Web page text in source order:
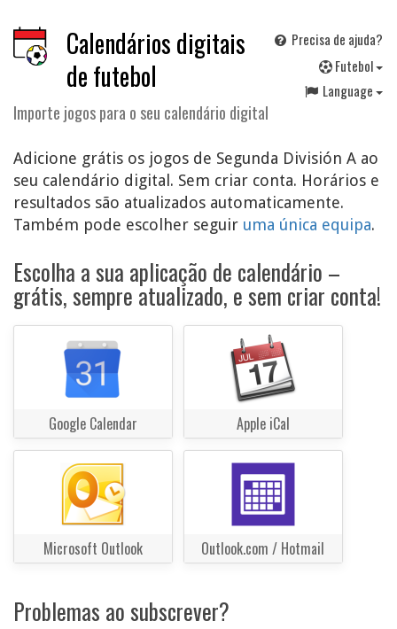
Calendários digitais
de futebol
Importe jogos para o seu calendário digital
Precisa de ajuda?
Futebol
Language
Adicione grátis os jogos de Segunda División A ao
seu calendário digital. Sem criar conta. Horários e
resultados são atualizados automaticamente.
Também pode escolher seguir uma única equipa.
Escolha a sua aplicação de calendário –
grátis, sempre atualizado, e sem criar conta!
Google Calendar Apple iCal
Microsoft Outlook Outlook.com / Hotmail
Problemas ao subscrever?